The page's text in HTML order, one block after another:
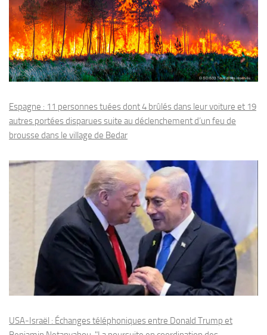
Espagne : 11 personnes tuées dont 4 brûlés dans leur voiture et 19
autres portées disparues suite au déclenchement d’un feu de
brousse dans le village de Bedar
USA-Israël : Échanges téléphoniques entre Donald Trump et